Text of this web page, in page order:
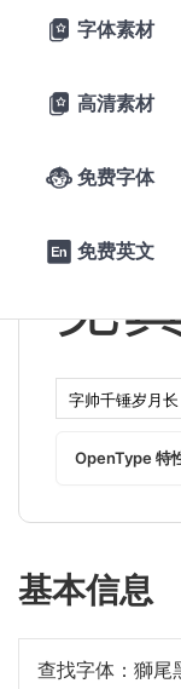
 字体素材
 高清素材
 免费字体
 免费英文
字
长
见
OpenType 特
基本信息
查找字体： 獅尾